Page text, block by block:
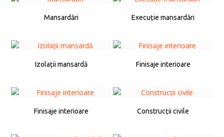
Mansardări Execuție mansardări
Izolații mansardă Finisaje interioare
Finisaje interioare Construcții civile